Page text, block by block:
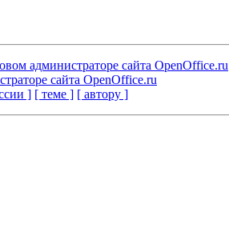
администраторе сайта OpenOffice.ru
сайта OpenOffice.ru
] [ теме ] [ автору ]